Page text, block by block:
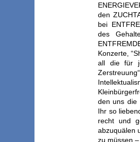
den
bei
des
Konzerte,
all die für
den uns die
Ihr so
recht und
abzuquälen
zu müssen